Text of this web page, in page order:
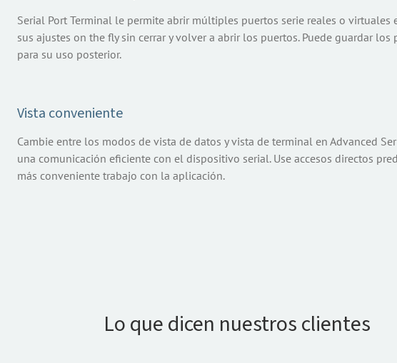
Serial Port Terminal le permite abrir múltiples puertos serie reales o virtuales
sus ajustes on the fly sin cerrar y volver a abrir los puertos. Puede guardar los
para su uso posterior.
Vista conveniente
Cambie entre los modos de vista de datos y vista de terminal en Advanced
una comunicación eficiente con el dispositivo serial. Use accesos directos
más conveniente trabajo con la aplicación.
Lo que dicen nuestros clientes